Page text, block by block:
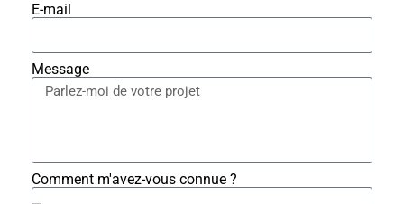
E-mail
Message
Comment m'avez-vous connue ?